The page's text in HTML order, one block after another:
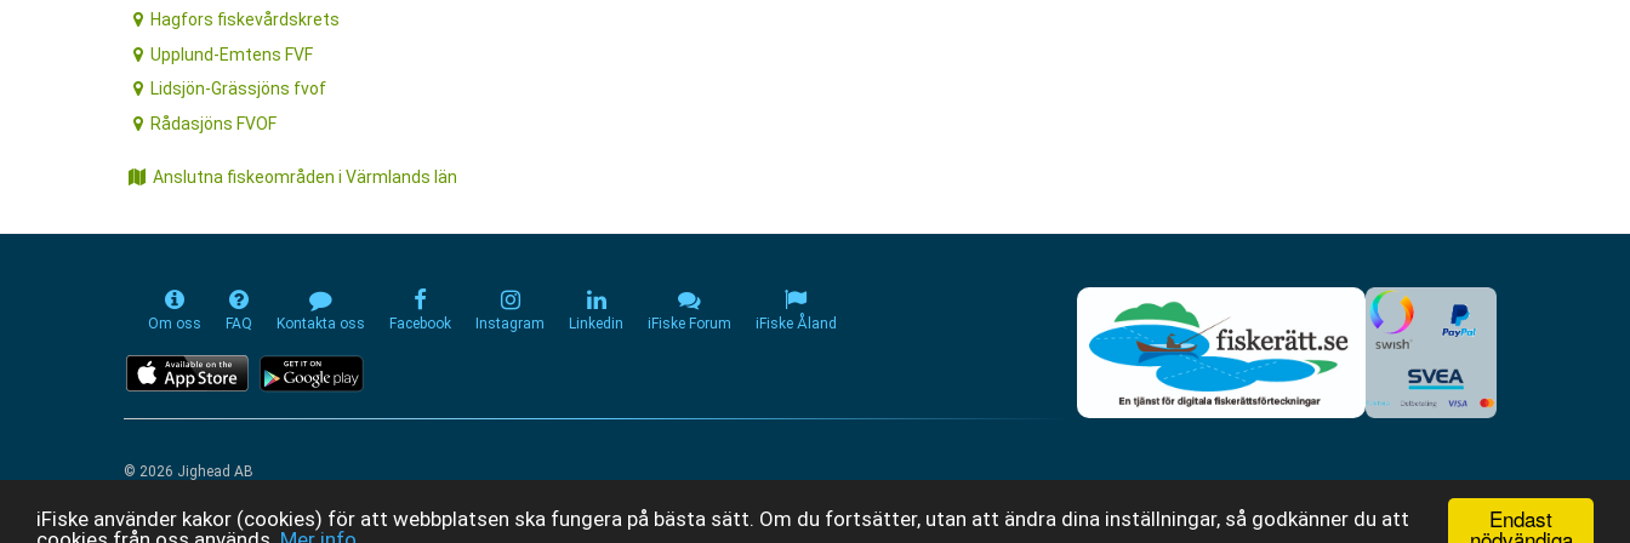
Endast
iFiske använder kakor (cookies) för att webbplatsen ska fungera på bästa sätt. Om du fortsätter, utan att ändra dina inställningar, så godkänner du att
Hagfors fiskevårdskrets
Upplund-Emtens FVF
Lidsjön-Grässjöns fvof
Rådasjöns FVOF
Anslutna fiskeområden i Värmlands län
Om oss FAQ Kontakta oss Facebook Instagram Linkedin iFiske Forum iFiske Åland
© 2026 Jighead AB